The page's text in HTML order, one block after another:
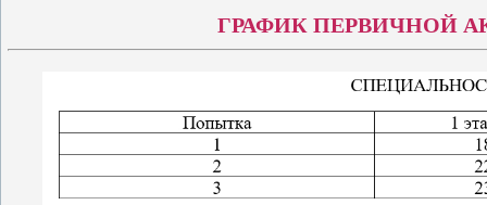
ГРАФИК ПЕРВИЧНОЙ